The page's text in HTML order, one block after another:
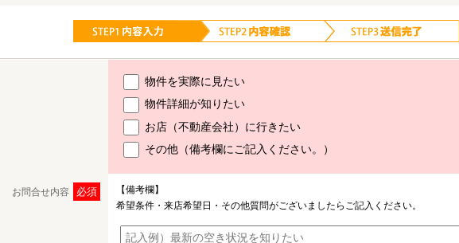
お問合せ内容 必須
物件を実際に見たい
物件詳細が知りたい
お店（不動産会社）に行きたい
その他（備考欄にご記入ください。）
【備考欄】
希望条件・来店希望日・その他質問がございましたらご記入ください。